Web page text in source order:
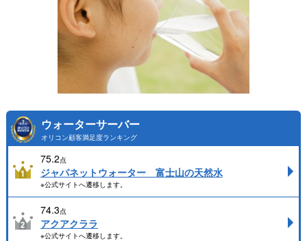
ウォーターサーバー
オリコン顧客満足度ランキング
75.2点
ジャパネットウォーター 富士山の天然水
※公式サイトへ遷移します。
74.3点
アクアクララ
※公式サイトへ遷移します。